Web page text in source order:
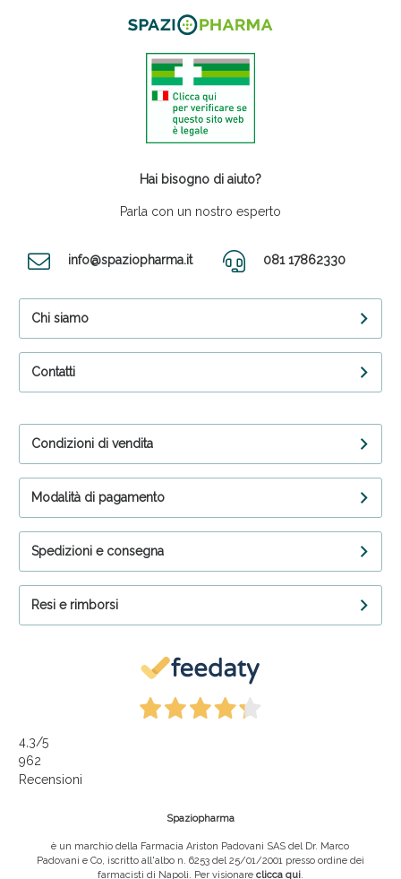
Hai bisogno di aiuto?
Parla con un nostro esperto
info@spaziopharma.it 081 17862330
Chi siamo
Contatti
Condizioni di vendita
Modalità di pagamento
Spedizioni e consegna
Resi e rimborsi
4,3/5
962
Recensioni
Spaziopharma
è un marchio della Farmacia Ariston Padovani SAS del Dr. Marco
Padovani e Co, iscritto all'albo n. 6253 del 25/01/2001 presso ordine dei
farmacisti di Napoli. Per visionare clicca qui.